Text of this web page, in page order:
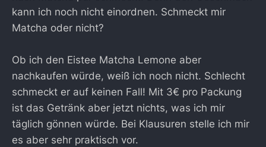
kann ich noch nicht einordnen. Schmeckt mir
Matcha oder nicht?
Ob ich den Eistee Matcha Lemone aber
nachkaufen würde, weiß ich noch nicht. Schlecht
schmeckt er auf keinen Fall! Mit 3€ pro Packung
ist das Getränk aber jetzt nichts, was ich mir
täglich gönnen würde. Bei Klausuren stelle ich mir
es aber sehr praktisch vor.